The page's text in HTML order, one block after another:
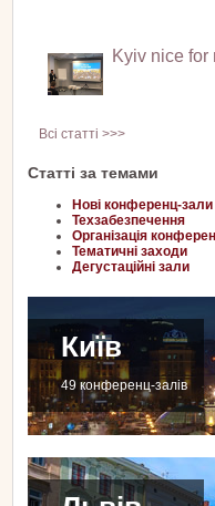
Kyiv nice for
Всі статті >>>
Статті за темами
Нові конференц-зали
Техзабезпечення
Організація
Тематичні заходи
Дегустаційні зали
Київ
49 конференц-залів